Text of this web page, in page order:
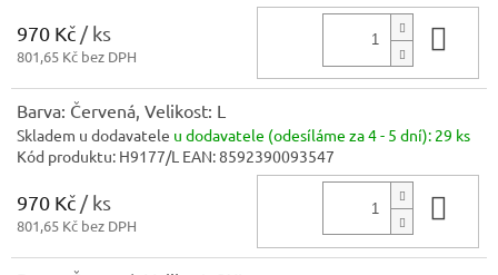
970 Kč / ks
801,65 Kč bez DPH
Barva: Červená, Velikost: L
Skladem u dodavatele u dodavatele (odesíláme za 4 - 5 dní): 29 ks
Kód produktu: H9177/L EAN:8592390093547
970 Kč / ks
801,65 Kč bez DPH